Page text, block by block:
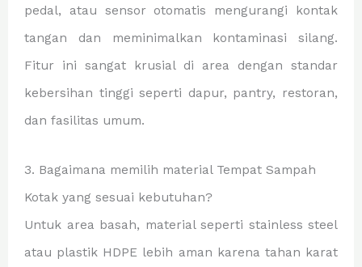
pedal, atau sensor otomatis mengurangi kontak
tangan dan meminimalkan kontaminasi silang.
Fitur ini sangat krusial di area dengan standar
kebersihan tinggi seperti dapur, pantry, restoran,
dan fasilitas umum.
3. Bagaimana memilih material Tempat Sampah
Kotak yang sesuai kebutuhan?
Untuk area basah, material seperti stainless steel
atau plastik HDPE lebih aman karena tahan karat